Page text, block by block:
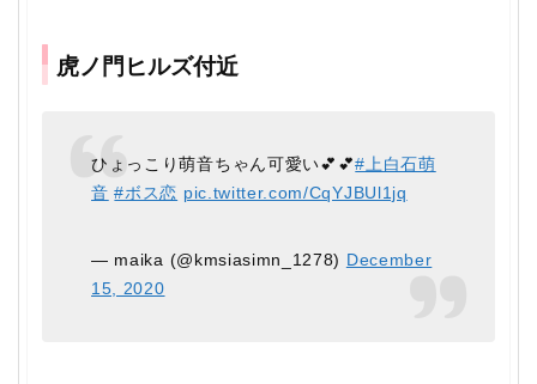
虎ノ門ヒルズ付近
ひょっこり萌音ちゃん可愛い💕💕#上白石萌
音 #ボス恋 pic.twitter.com/CqYJBUl1jq
— maika (@kmsiasimn_1278) December
15, 2020